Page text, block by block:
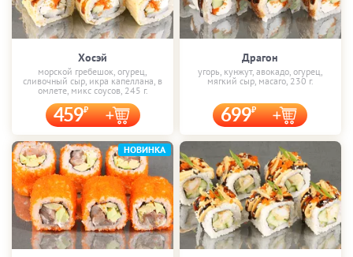
Хосэй
морской гребешок, огурец,
сливочный сыр, икра капеллана, в
омлете, микс соусов, 245 г.
459
Драгон
угорь, кунжут, авокадо, огурец,
мягкий сыр, масаго, 230 г.
699
НОВИНКА